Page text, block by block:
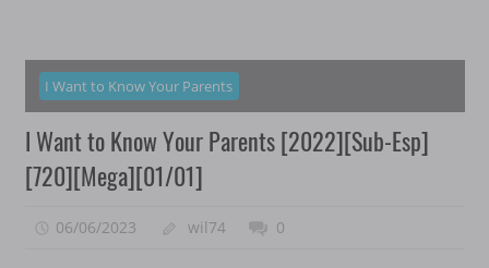
I Want to Know Your Parents
I Want to Know Your Parents [2022][Sub-Esp]
[720][Mega][01/01]
06/06/2023 wil74 0